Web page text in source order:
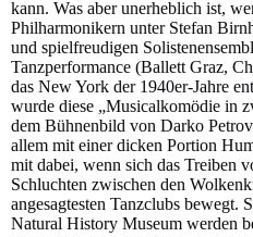
kann. Was aber unerheblich ist,
Philharmonikern unter Stefan
und spielfreudigen
Tanzperformance (Ballett Graz,
das New York der 1940er-Jahre
wurde diese „Musicalkomödie in
dem Bühnenbild von Darko
allem mit einer dicken Portion
mit dabei, wenn sich das Treiben
Schluchten zwischen den
angesagtesten Tanzclubs bewegt.
Natural History Museum werden